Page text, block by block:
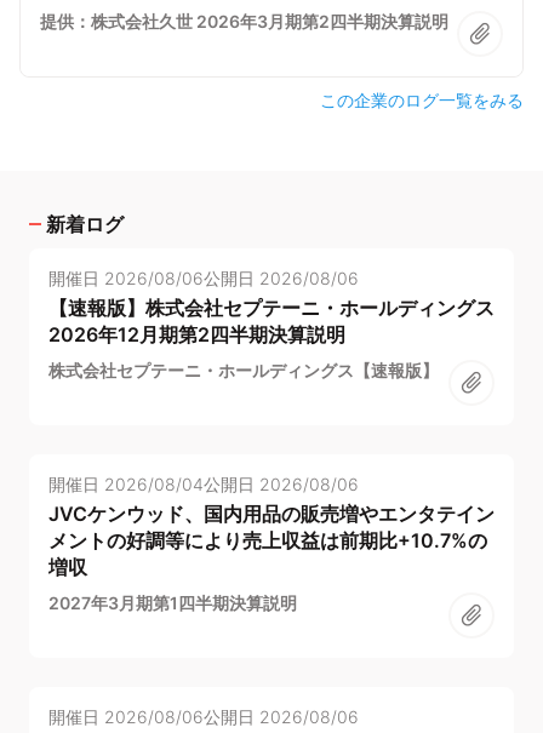
提供：株式会社久世 2026年3月期第2四半期決算説明
この企業のログ一覧をみる
新着ログ
開催日 2026/08/06公開日 2026/08/06
【速報版】株式会社セプテーニ・ホールディングス
2026年12月期第2四半期決算説明
株式会社セプテーニ・ホールディングス【速報版】
開催日 2026/08/04公開日 2026/08/06
JVCケンウッド、国内用品の販売増やエンタテイン
メントの好調等により売上収益は前期比+10.7%の
増収
2027年3月期第1四半期決算説明
開催日 2026/08/06公開日 2026/08/06